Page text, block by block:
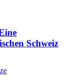
Schweiz